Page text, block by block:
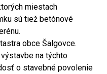
miestach
sú tiež betónové
obce Šalgovce.
na týchto
o stavebné povolenie